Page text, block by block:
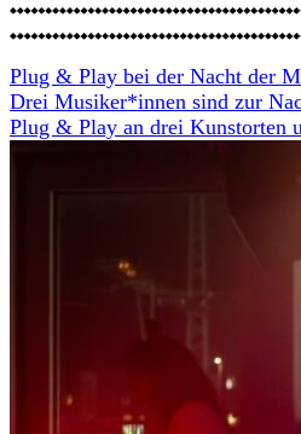
Plug & Play bei der Nacht der
Drei Musiker*innen sind zur
Plug & Play an drei Kunstorten